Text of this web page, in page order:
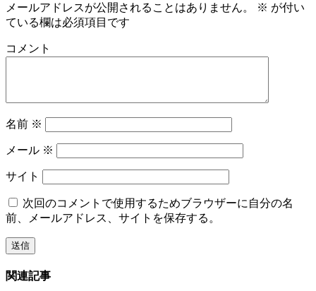
メールアドレスが公開されることはありません。 ※ が付い
ている欄は必須項目です
コメント
名前 ※
メール ※
サイト
次回のコメントで使用するためブラウザーに自分の名
前、メールアドレス、サイトを保存する。
関連記事